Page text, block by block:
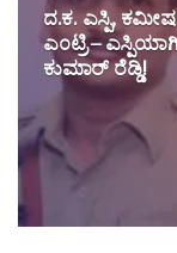
ದ.ಕ. ಎಸ್ಪಿ,
ಎಂಟ್ರಿ –
ಕುಮಾರ್ ರೆಡ್ಡಿ!